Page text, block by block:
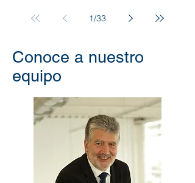
1/33
Conoce a nuestro
equipo